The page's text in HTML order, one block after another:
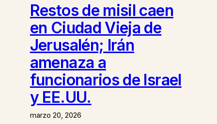
Restos de misil caen
en Ciudad Vieja de
Jerusalén; Irán
amenaza a
funcionarios de Israel
y EE.UU.
marzo 20, 2026